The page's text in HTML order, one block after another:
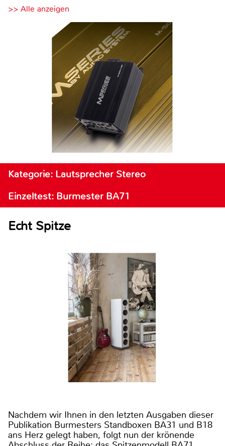
>> Alle anzeigen
Kategorie: Lautsprecher Stereo
Einzeltest: Burmester BA71
Echt Spitze
Nachdem wir Ihnen in den letzten Ausgaben dieser
Publikation Burmesters Standboxen BA31 und B18
ans Herz gelegt haben, folgt nun der krönende